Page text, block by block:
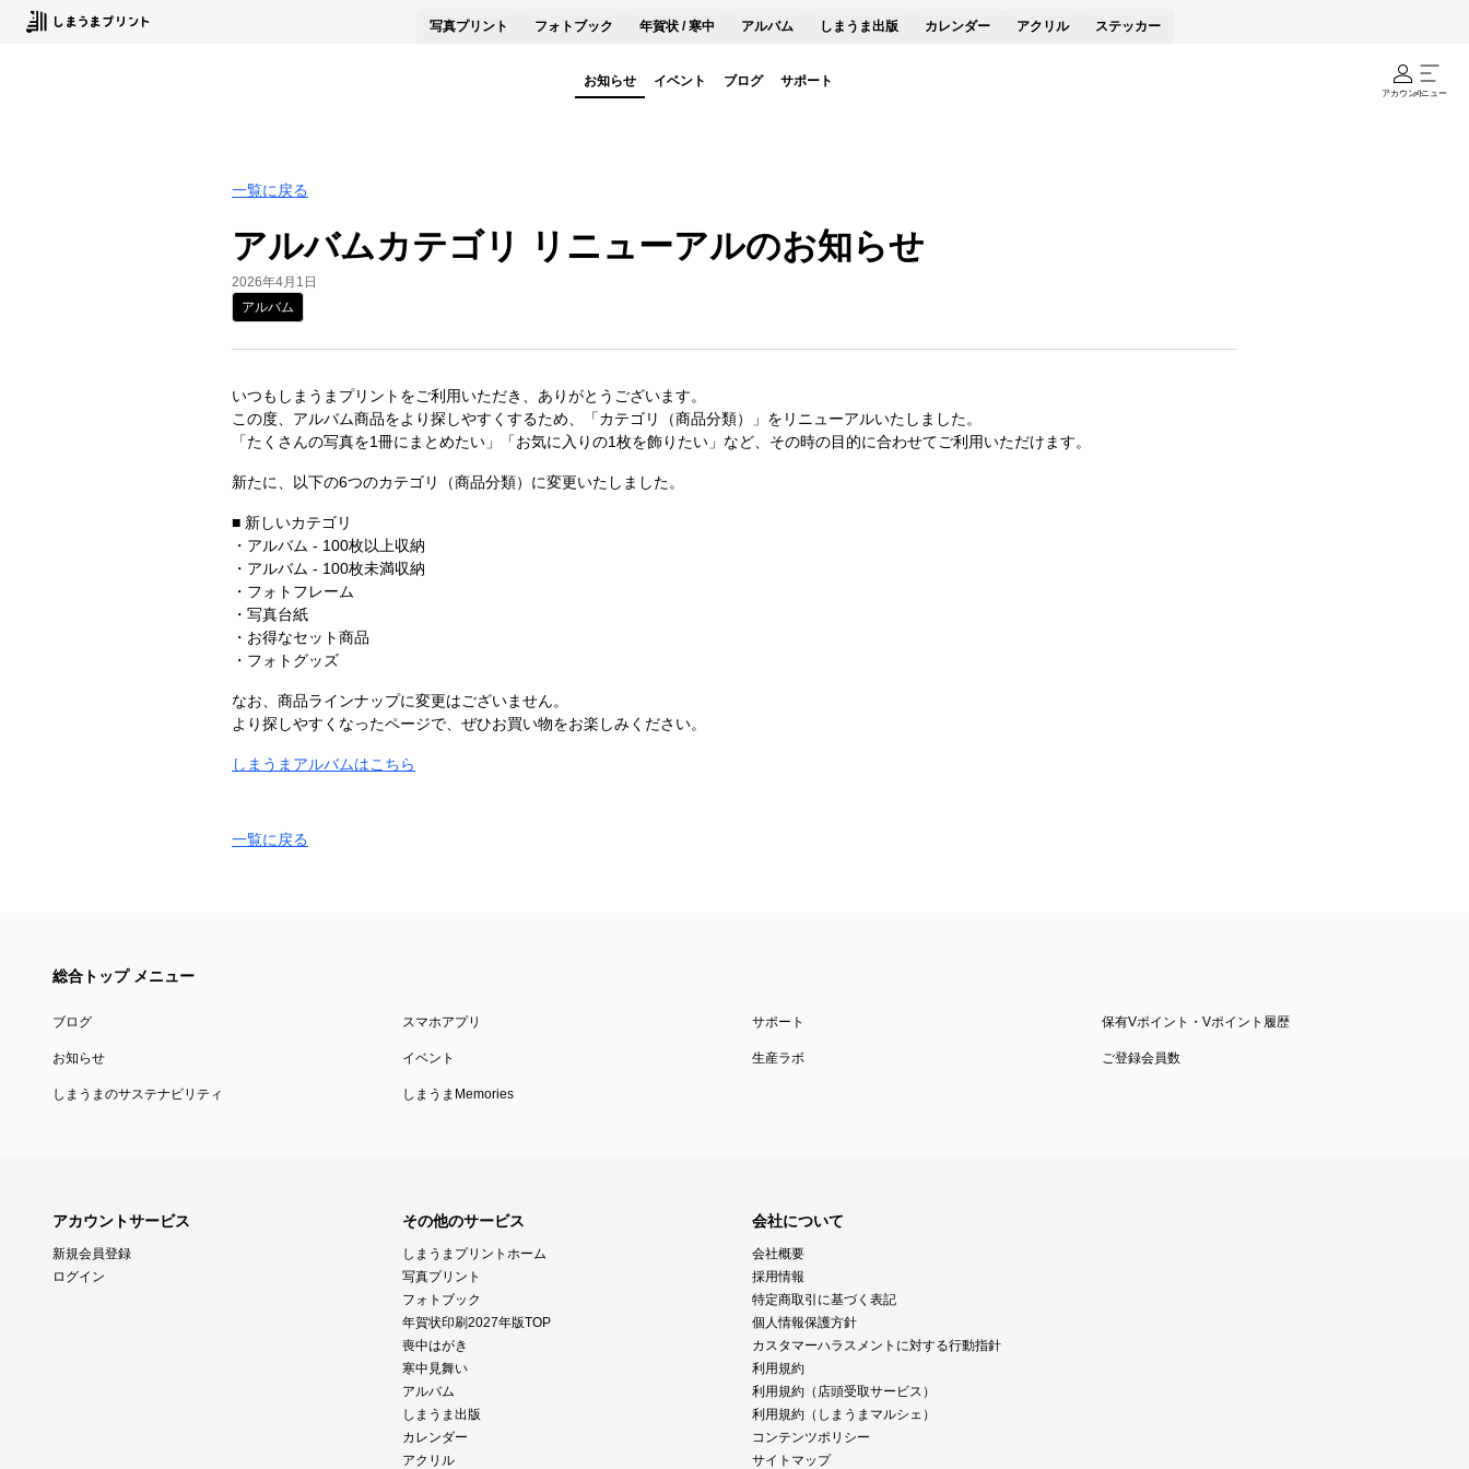
写真プリント フォトブック 年賀状 / 寒中 アルバム しまうま出版 カレンダー アクリル ステッカー
お知らせ イベント ブログ サポート
アカウントメニュー
一覧に戻る
アルバムカテゴリ リニューアルのお知らせ
2026年4月1日
アルバム
いつもしまうまプリントをご利用いただき、ありがとうございます。
この度、アルバム商品をより探しやすくするため、「カテゴリ（商品分類）」をリニューアルいたしました。
「たくさんの写真を1冊にまとめたい」「お気に入りの1枚を飾りたい」など、その時の目的に合わせてご利用いただけます。
新たに、以下の6つのカテゴリ（商品分類）に変更いたしました。
■ 新しいカテゴリ
・アルバム - 100枚以上収納
・アルバム - 100枚未満収納
・フォトフレーム
・写真台紙
・お得なセット商品
・フォトグッズ
なお、商品ラインナップに変更はございません。
より探しやすくなったページで、ぜひお買い物をお楽しみください。
しまうまアルバムはこちら
一覧に戻る
総合トップ メニュー
ブログ スマホアプリ サポート 保有Vポイント・Vポイント履歴
お知らせ イベント 生産ラボ ご登録会員数
しまうまのサステナビリティ しまうまMemories
アカウントサービス
新規会員登録
ログイン
その他のサービス
しまうまプリントホーム
写真プリント
フォトブック
年賀状印刷2027年版TOP
喪中はがき
寒中見舞い
アルバム
しまうま出版
カレンダー
アクリル
会社について
会社概要
採用情報
特定商取引に基づく表記
個人情報保護方針
カスタマーハラスメントに対する行動指針
利用規約
利用規約（店頭受取サービス）
利用規約（しまうまマルシェ）
コンテンツポリシー
サイトマップ